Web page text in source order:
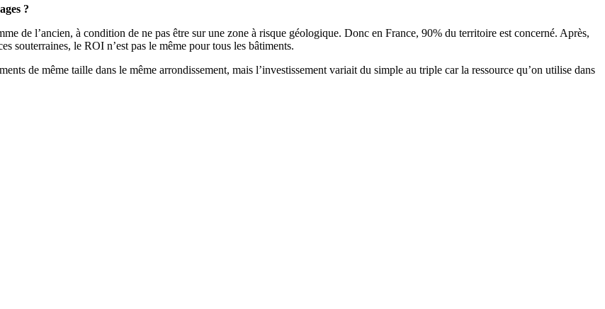
?
de l’ancien, à condition de ne pas être sur une zone à risque géologique. Donc en France, 90% du territoire est concerné. Après,
souterraines, le ROI n’est pas le même pour tous les bâtiments.
de même taille dans le même arrondissement, mais l’investissement variait du simple au triple car la ressource qu’on utilise dans